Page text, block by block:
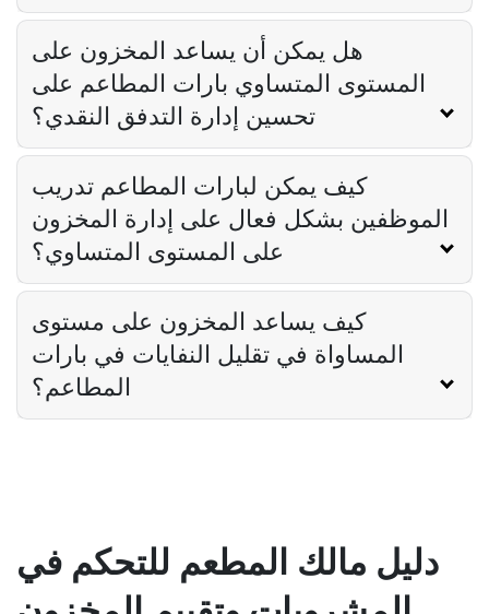
هل يمكن أن يساعد المخزون على
المستوى المتساوي بارات المطاعم على
تحسين إدارة التدفق النقدي؟
كيف يمكن لبارات المطاعم تدريب
الموظفين بشكل فعال على إدارة المخزون
على المستوى المتساوي؟
كيف يساعد المخزون على مستوى
المساواة في تقليل النفايات في بارات
المطاعم؟
دليل مالك المطعم للتحكم في